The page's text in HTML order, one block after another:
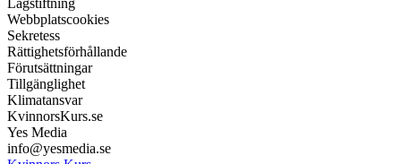
Webbplatscookies
Sekretess
Rättighetsförhållande
Förutsättningar
Tillgänglighet
Klimatansvar
KvinnorsKurs.se
Yes Media
info@yesmedia.se